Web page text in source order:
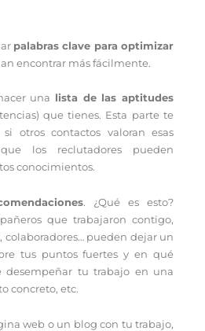
palabras clave para optimizar
encontrar más fácilmente.
una lista de las aptitudes
que tienes. Esta parte te
otros contactos valoran esas
los reclutadores pueden
conocimientos.
. ¿Qué es esto?
que trabajaron contigo,
colaboradores… pueden dejar un
tus puntos fuertes y en qué
desempeñar tu trabajo en una
concreto, etc.
web o un blog con tu trabajo,